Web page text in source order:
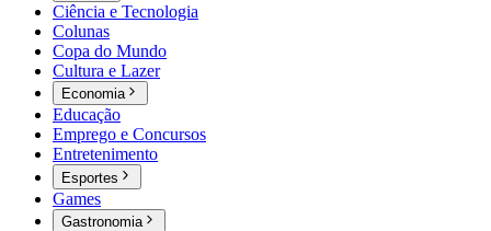
Ciência e Tecnologia
Colunas
Copa do Mundo
Cultura e Lazer
Economia
Educação
Emprego e Concursos
Entretenimento
Esportes
Games
Gastronomia